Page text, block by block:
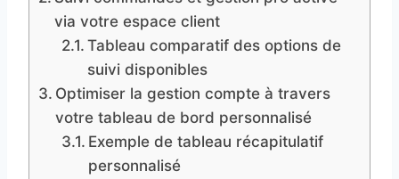
via votre espace client
Tableau comparatif des options de
suivi disponibles
Optimiser la gestion compte à travers
votre tableau de bord personnalisé
Exemple de tableau récapitulatif
personnalisé